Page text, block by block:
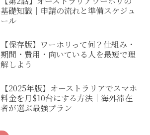
基礎知識｜申請の流れと準備スケジュ
ール
【保存版】ワーホリって何？仕組み・
期間・費用・向いている人を最短で理
解しよう
【2025年版】オーストラリアでスマホ
料金を月$10台にする方法｜海外滞在
者が選ぶ最強プラン